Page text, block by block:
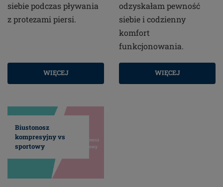
siebie podczas pływania
z protezami piersi.
WIĘCEJ
odzyskałam pewność
siebie i codzienny
komfort
funkcjonowania.
WIĘCEJ
Biustonosz
kompresyjny vs
sportowy